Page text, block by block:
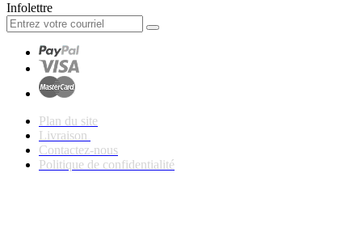
Infolettre
Plan du site
Livraison
Contactez-nous
Politique de confidentialité